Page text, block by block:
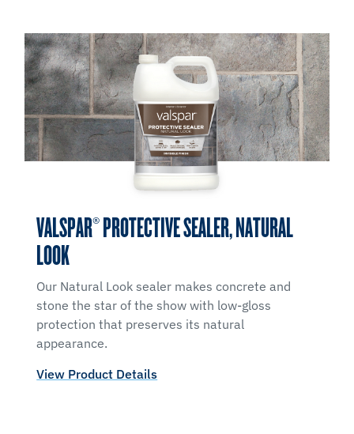
VALSPAR® PROTECTIVE SEALER, NATURAL
LOOK
Our Natural Look sealer makes concrete and
stone the star of the show with low-gloss
protection that preserves its natural
appearance.
View Product Details